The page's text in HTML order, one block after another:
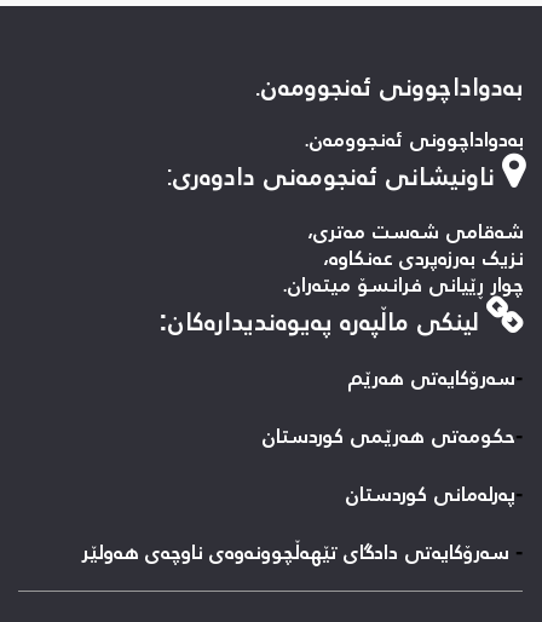
بەدواداچوونی ئەنجوومەن.
بەدواداچوونی ئەنجوومەن.
ناونیشانی ئەنجومەنی دادوەری:
شەقامی شەست مەتری،
نزیک بەرزەپردی عەنکاوە،
چوار ڕێیانی فرانسۆ میتەران.
لینكی ماڵپه‌ره‌ په‌یوه‌ندیداره‌كان:
-سه‌رۆکایه‌تی هه‌رێم
-حكومه‌تی هه‌رێمی كوردستان
-پەرلەمانی کوردستان
- سه‌رۆكایه‌تی دادگای تێهه‌ڵچوونه‌وه‌ی ناوچه‌ی هه‌ولێر